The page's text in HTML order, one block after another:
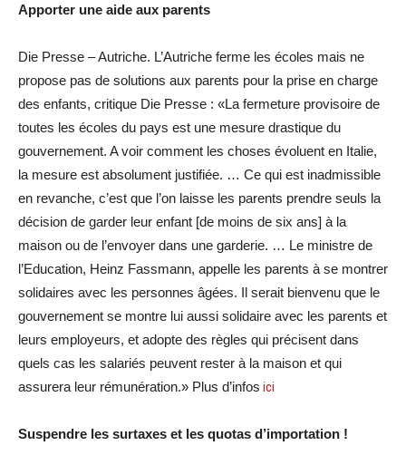
Apporter une aide aux parents
Die Presse – Autriche. L’Autriche ferme les écoles mais ne
propose pas de solutions aux parents pour la prise en charge
des enfants, critique Die Presse : «La fermeture provisoire de
toutes les écoles du pays est une mesure drastique du
gouvernement. A voir comment les choses évoluent en Italie,
la mesure est absolument justifiée. … Ce qui est inadmissible
en revanche, c’est que l’on laisse les parents prendre seuls la
décision de garder leur enfant [de moins de six ans] à la
maison ou de l’envoyer dans une garderie. … Le ministre de
l’Education, Heinz Fassmann, appelle les parents à se montrer
solidaires avec les personnes âgées. Il serait bienvenu que le
gouvernement se montre lui aussi solidaire avec les parents et
leurs employeurs, et adopte des règles qui précisent dans
quels cas les salariés peuvent rester à la maison et qui
assurera leur rémunération.» Plus d’infos ici
Suspendre les surtaxes et les quotas d’importation !